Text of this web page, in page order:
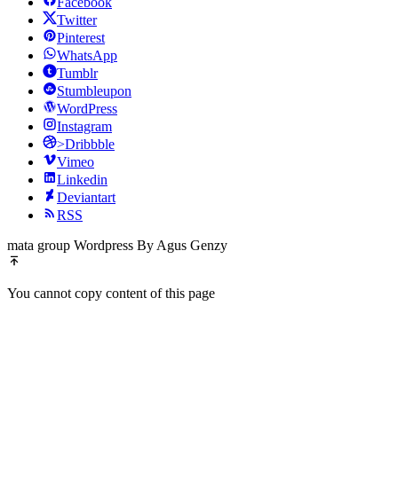
Twitter
Pinterest
WhatsApp
Tumblr
Stumbleupon
WordPress
Instagram
>Dribbble
Vimeo
Linkedin
Deviantart
RSS
mata group Wordpress By Agus Genzy
You cannot copy content of this page